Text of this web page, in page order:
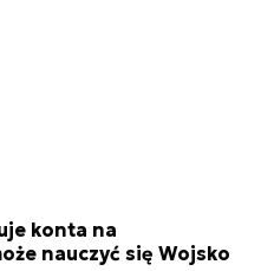
konta na
nauczyć się Wojsko